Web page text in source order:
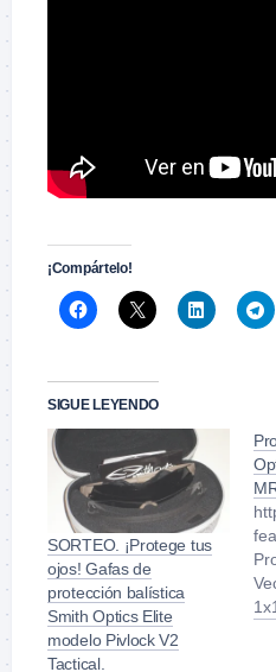
¡Compártelo!
SIGUE LEYENDO
SORTEO. ¡Protege tus
ojos! Gafas de
protección balística
Smith Optics Elite
modelo Pivlock V2
Tactical.